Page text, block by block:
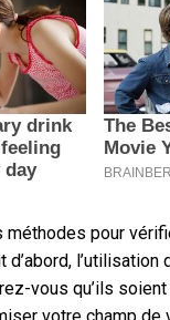
méthodes pour
d’abord,
vous qu’ils